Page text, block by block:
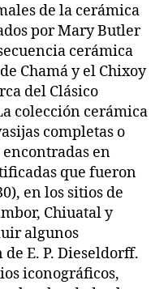
de la cerámica
por Mary Butler
cerámica
Chamá y el Chixoy
del Clásico
colección cerámica
completas o
en
que fueron
en los sitios de
Chiuatal y
algunos
E. P. Dieseldorff.
iconográficos,